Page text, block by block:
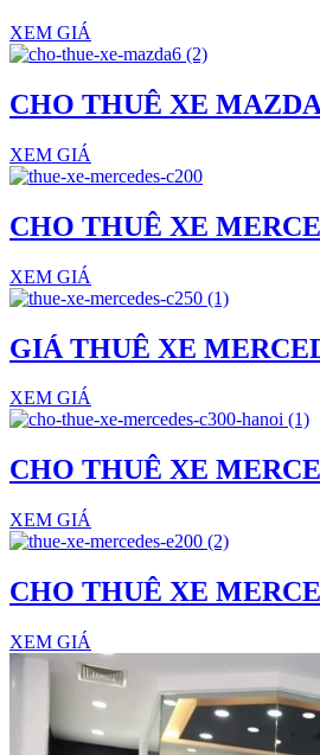
XEM GIÁ
CHO THUÊ XE
XEM GIÁ
CHO THUÊ XE
XEM GIÁ
GIÁ THUÊ XE
XEM GIÁ
CHO THUÊ XE
XEM GIÁ
CHO THUÊ XE
XEM GIÁ